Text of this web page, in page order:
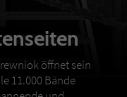
öffnet sein
11.000 Bände